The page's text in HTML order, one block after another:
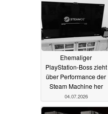
Ehemaliger
PlayStation-Boss zieht
über Performance der
Steam Machine her
04.07.2026